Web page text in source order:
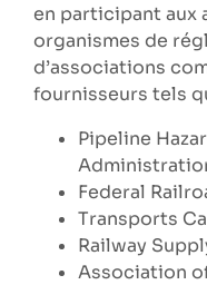
en participant aux
organismes de
d’associations
fournisseurs tels
Pipeline
Federal
Transports
Railway
Association